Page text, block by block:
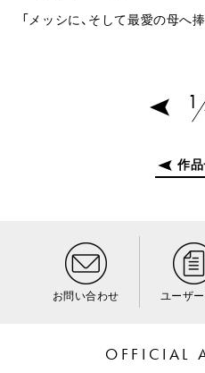
「メッシに、そして最愛の母へ捧
1
作
お問い合わせ ユーザ
OFFICIAL